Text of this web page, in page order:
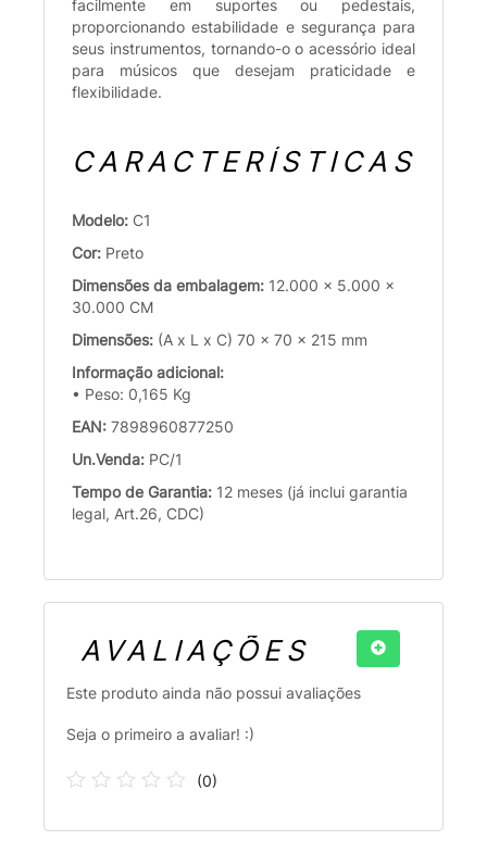
facilmente em suportes ou pedestais,
proporcionando estabilidade e segurança para
seus instrumentos, tornando-o o acessório ideal
para músicos que desejam praticidade e
flexibilidade.
CARACTERÍSTICAS
Modelo: C1
Cor: Preto
Dimensões da embalagem: 12.000 x 5.000 x
30.000 CM
Dimensões: (A x L x C) 70 x 70 x 215 mm
Informação adicional:
• Peso: 0,165 Kg
EAN: 7898960877250
Un.Venda: PC/1
Tempo de Garantia: 12 meses (já inclui garantia
legal, Art.26, CDC)
AVALIAÇÕES
Este produto ainda não possui avaliações
Seja o primeiro a avaliar! :)
(0)